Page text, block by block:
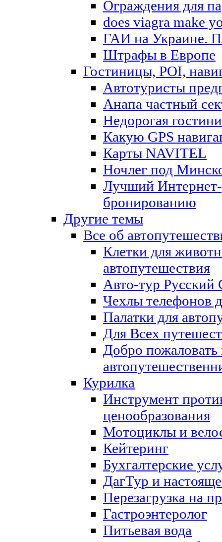
Ограждения для
does viagra make
ГАИ на Украине.
Штрафы в Европе
Гостиницы, POI,
Автотуристы
Анапа частный
Недорогая
Какую GPS
Карты NAVITEL
Ночлег под
Лучший
бронированию
Другие темы
Все об
Клетки для
автопутешествия
Авто-тур Русский
Чехлы телефонов
Палатки для
Для Всех
Добро
Курилка
Инструмент
ценообразования
Мотоциклы и
Кейтеринг
Бухгалтерские
ДагТур и
Перезагрузка на
Гастроэнтеролог
Питьевая вода